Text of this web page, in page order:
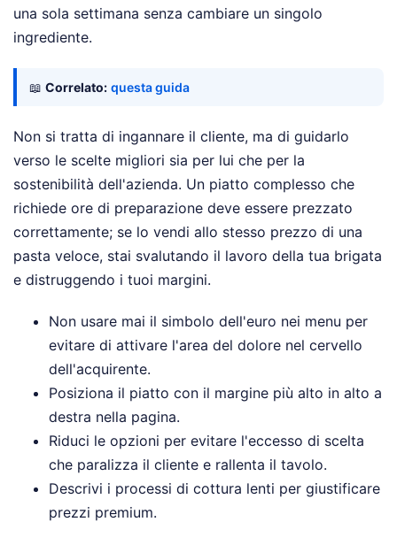
una sola settimana senza cambiare un singolo
ingrediente.
📖 Correlato: questa guida
Non si tratta di ingannare il cliente, ma di guidarlo
verso le scelte migliori sia per lui che per la
sostenibilità dell'azienda. Un piatto complesso che
richiede ore di preparazione deve essere prezzato
correttamente; se lo vendi allo stesso prezzo di una
pasta veloce, stai svalutando il lavoro della tua brigata
e distruggendo i tuoi margini.
Non usare mai il simbolo dell'euro nei menu per
evitare di attivare l'area del dolore nel cervello
dell'acquirente.
Posiziona il piatto con il margine più alto in alto a
destra nella pagina.
Riduci le opzioni per evitare l'eccesso di scelta
che paralizza il cliente e rallenta il tavolo.
Descrivi i processi di cottura lenti per giustificare
prezzi premium.